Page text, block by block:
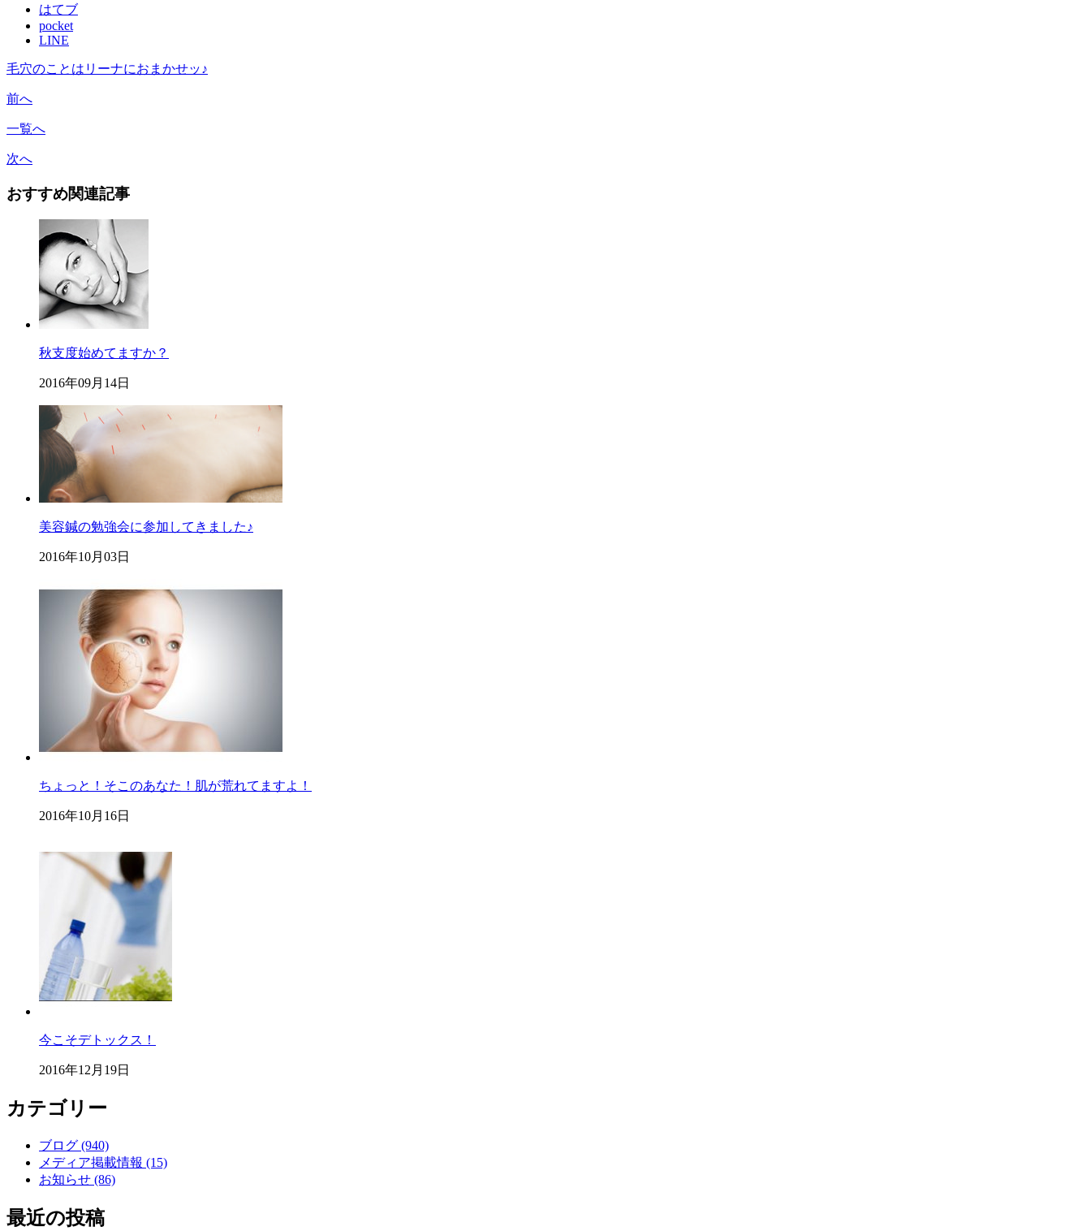
はてブ
pocket
LINE
毛穴のことはリーナにおまかせッ♪
前へ
一覧へ
次へ
おすすめ関連記事
秋支度始めてますか？
2016年09月14日
美容鍼の勉強会に参加してきました♪
2016年10月03日
ちょっと！そこのあなた！肌が荒れてますよ！
2016年10月16日
今こそデトックス！
2016年12月19日
カテゴリー
ブログ (940)
メディア掲載情報 (15)
お知らせ (86)
最近の投稿